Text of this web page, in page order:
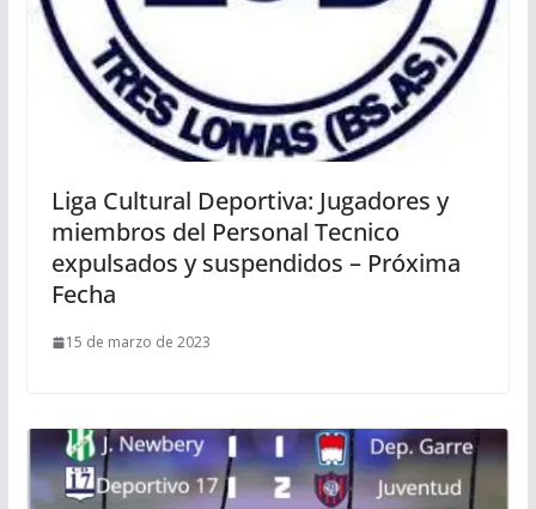
Liga Cultural Deportiva: Jugadores y
miembros del Personal Tecnico
expulsados y suspendidos – Próxima
Fecha
15 de marzo de 2023